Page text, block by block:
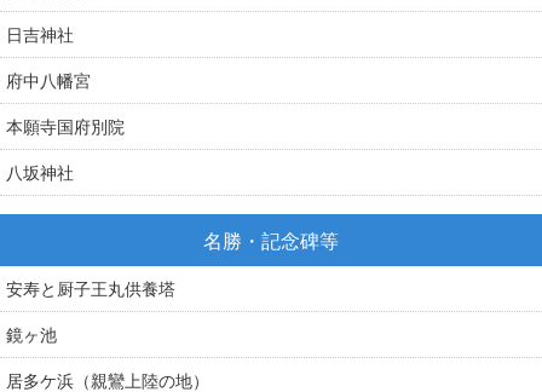
日吉神社
府中八幡宮
本願寺国府別院
八坂神社
名勝・記念碑等
安寿と厨子王丸供養塔
鏡ヶ池
居多ケ浜（親鸞上陸の地）